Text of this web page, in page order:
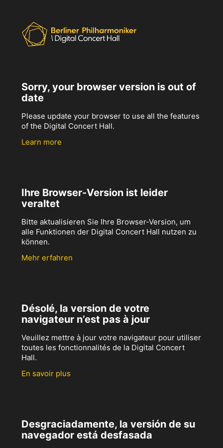
Sorry, your browser version is out of
date
Please update your browser to use all the features
of the Digital Concert Hall.
Learn more
Ihre Browser-Version ist leider
veraltet
Bitte aktualisieren Sie Ihre Browser-Version, um
alle Funktionen der Digital Concert Hall nutzen zu
können.
Mehr erfahren
Désolé, la version de votre
navigateur n’est pas à jour
Veuillez mettre à jour votre navigateur pour utiliser
toutes les fonctionnalités de la Digital Concert
Hall.
En savoir plus
Desgraciadamente, la versión de su
navegador está desfasada